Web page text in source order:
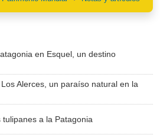
en Esquel, un destino
Alerces, un paraíso natural en la
a la Patagonia